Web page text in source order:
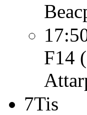
F14
7Tis